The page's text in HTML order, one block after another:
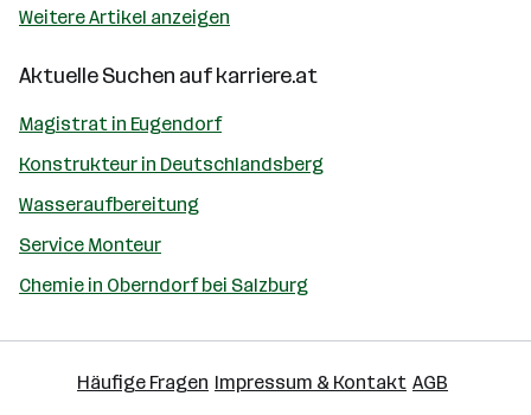
Weitere Artikel anzeigen
Aktuelle Suchen aufkarriere.at
Magistrat in Eugendorf
Konstrukteur in Deutschlandsberg
Wasseraufbereitung
Service Monteur
Chemie in Oberndorf bei Salzburg
Häufige Fragen Impressum & Kontakt AGB